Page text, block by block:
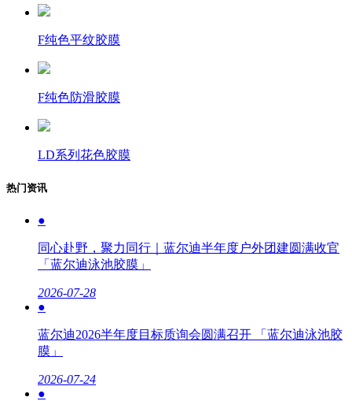
F纯色平纹胶膜
F纯色防滑胶膜
LD系列花色胶膜
热门资讯
●
同心赴野，聚力同行｜蓝尔迪半年度户外团建圆满收官
「蓝尔迪泳池胶膜」
2026-07-28
●
蓝尔迪2026半年度目标质询会圆满召开 「蓝尔迪泳池胶
膜」
2026-07-24
●